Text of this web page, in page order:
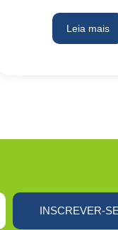
Leia mais
INSCREVER-SE